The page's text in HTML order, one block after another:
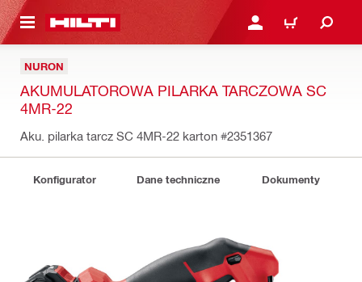
GŁÓWNEJ ZALOGUJ SIĘ LUB
KOSZYK
NURON
AKUMULATOROWA PILARKA TARCZOWA SC
4MR-22
Aku. pilarka tarcz SC 4MR-22 karton #2351367
Konfigurator Dane techniczne Dokumenty